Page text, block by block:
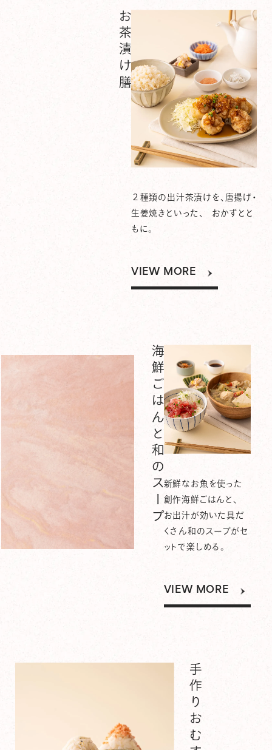
お茶漬け膳
２種類の出汁茶漬けを、唐揚げ・
生姜焼きといった、 おかずとと
もに。
VIEW MORE
海鮮ごはんと和のスープ新鮮なお魚を使った
創作海鮮ごはんと、
お出汁が効いた具だ
くさん和のスープがセ
ットで楽しめる。
VIEW MORE
手作りおむすび